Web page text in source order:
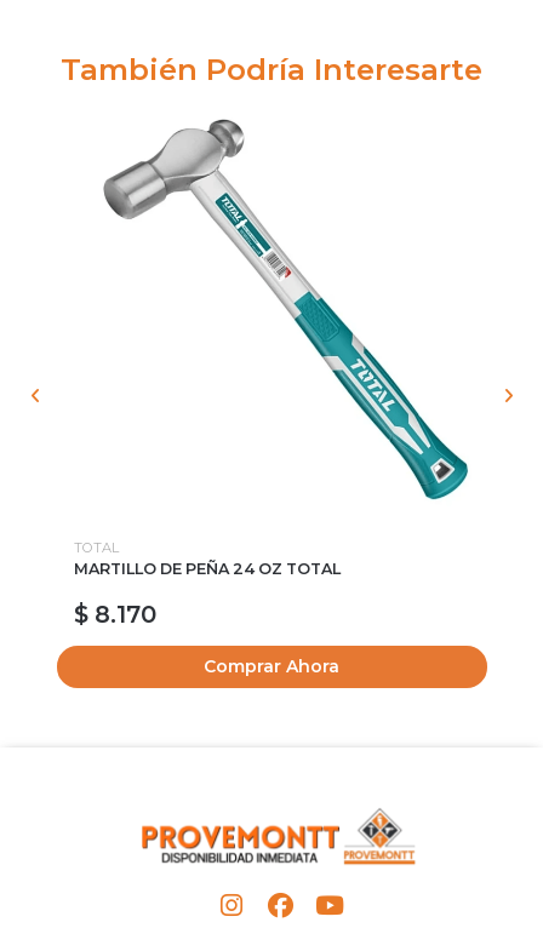
También Podría Interesarte
TOTAL
MARTILLO DE PEÑA 24 OZ TOTAL
$ 8.170
Comprar Ahora